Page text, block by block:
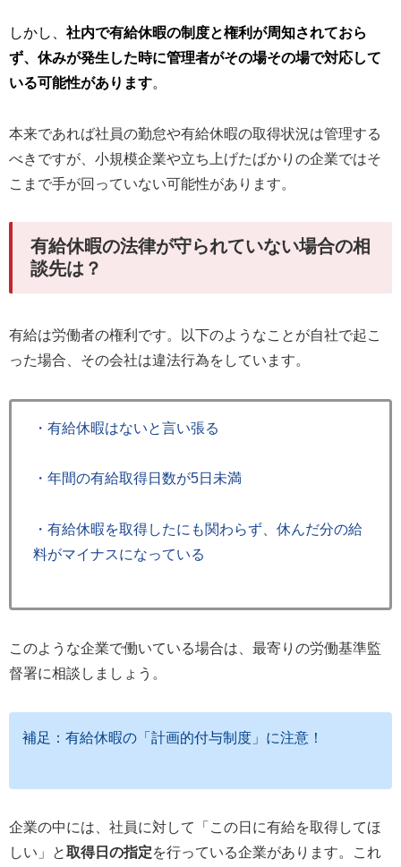
しかし、 社内で有給休暇の制度と権利が周知されておら
ず、休みが発生した時に管理者がその場その場で対応して
いる可能性があります。
本来であれば社員の勤怠や有給休暇の取得状況は管理する
べきですが、小規模企業や立ち上げたばかりの企業ではそ
こまで手が回っていない可能性があります。
有給休暇の法律が守られていない場合の相
談先は？
有給は労働者の権利です。以下のようなことが自社で起こ
った場合、その会社は違法行為をしています。
・有給休暇はないと言い張る
・年間の有給取得日数が5日未満
・有給休暇を取得したにも関わらず、休んだ分の給
料がマイナスになっている
このような企業で働いている場合は、最寄りの労働基準監
督署に相談しましょう。
補足：有給休暇の「計画的付与制度」に注意！
企業の中には、社員に対して「この日に有給を取得してほ
しい」と取得日の指定を行っている企業があります。これ